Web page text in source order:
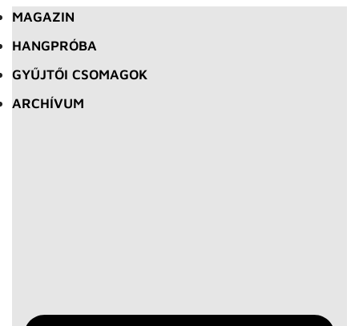
MAGAZIN
HANGPRÓBA
GYŰJTŐI CSOMAGOK
ARCHÍVUM